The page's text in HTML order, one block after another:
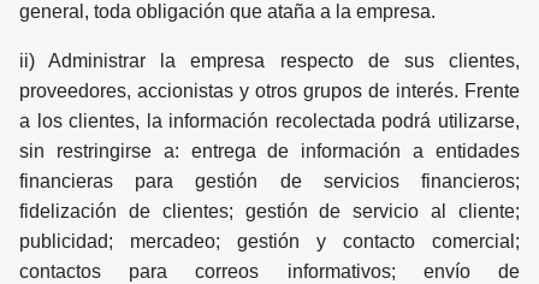
general, toda obligación que ataña a la empresa.
ii) Administrar la empresa respecto de sus clientes,
proveedores, accionistas y otros grupos de interés. Frente
a los clientes, la información recolectada podrá utilizarse,
sin restringirse a: entrega de información a entidades
financieras para gestión de servicios financieros;
fidelización de clientes; gestión de servicio al cliente;
publicidad; mercadeo; gestión y contacto comercial;
contactos para correos informativos; envío de